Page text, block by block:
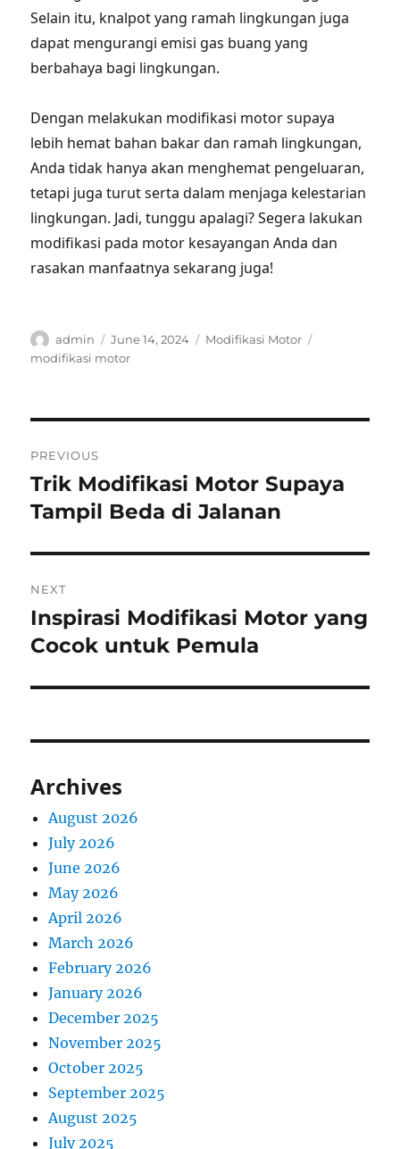
Selain itu, knalpot yang ramah lingkungan juga
dapat mengurangi emisi gas buang yang
berbahaya bagi lingkungan.
Dengan melakukan modifikasi motor supaya
lebih hemat bahan bakar dan ramah lingkungan,
Anda tidak hanya akan menghemat pengeluaran,
tetapi juga turut serta dalam menjaga kelestarian
lingkungan. Jadi, tunggu apalagi? Segera lakukan
modifikasi pada motor kesayangan Anda dan
rasakan manfaatnya sekarang juga!
Author
admin
Posted
on
June 14, 2024 Categories
Modifikasi Motor
modifikasi motor
navigation
PREVIOUS
Previous
post:
Trik Modifikasi Motor Supaya
Tampil Beda di Jalanan
NEXT
Next
post:
Inspirasi Modifikasi Motor yang
Cocok untuk Pemula
Archives
August 2026
July 2026
June 2026
May 2026
April 2026
March 2026
February 2026
January 2026
December 2025
November 2025
October 2025
September 2025
August 2025
July 2025